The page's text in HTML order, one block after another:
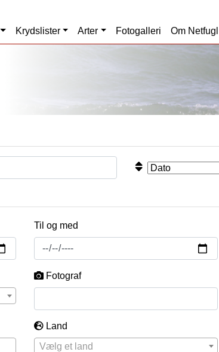
Krydslister Arter Fotogalleri Om Netfugl
Til og med
Fotograf
Land
Vælg et land